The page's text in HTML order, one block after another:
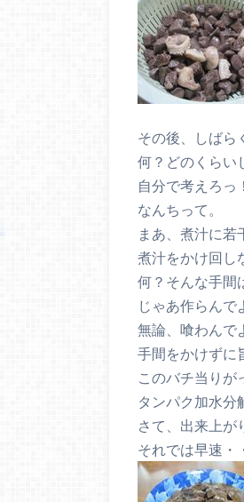
その後、しばら
何？どのくらい
自分で考えろっ！
なんちって。
まあ、煮汁に若
煮汁をかけ回し
何？そんな手間
じゃあ作らんで
無論、喰わんで
手間をかけずに
このバチ当りが
タンパク加水分
さて、出来上が
それでは早速・